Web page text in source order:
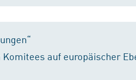
auf europäischer